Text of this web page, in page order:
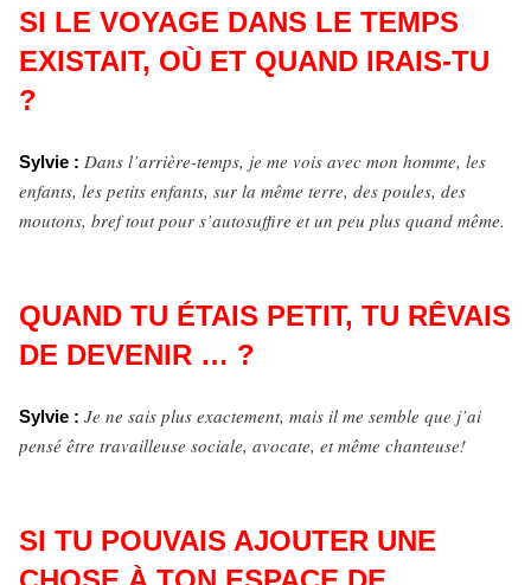
SI LE VOYAGE DANS LE TEMPS
EXISTAIT, OÙ ET QUAND IRAIS-TU
?
Sylvie : Dans l’arrière-temps, je me vois avec mon homme, les
enfants, les petits enfants, sur la même terre, des poules, des
moutons, bref tout pour s’autosuffire et un peu plus quand même.
QUAND TU ÉTAIS PETIT, TU RÊVAIS
DE DEVENIR … ?
Sylvie : Je ne sais plus exactement, mais il me semble que j’ai
pensé être travailleuse sociale, avocate, et même chanteuse!
SI TU POUVAIS AJOUTER UNE